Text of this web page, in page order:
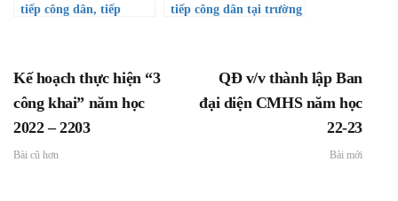
tiếp công dân, tiếp
Dương
tiếp công dân tại trường
Kế hoạch thực hiện “3
công khai” năm học
2022 – 2203
Bài cũ hơn
QĐ v/v thành lập Ban
đại diện CMHS năm học
22-23
Bài mới